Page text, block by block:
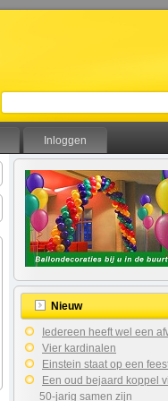
Inloggen
Nieuw
Iedereen heeft wel een
Vier kardinalen
Einstein staat op een
Een oud bejaard koppel
50-jarig samen zijn